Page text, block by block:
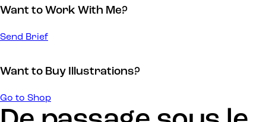
Want to Work With Me?
Send Brief
Want to Buy Illustrations?
Go to Shop